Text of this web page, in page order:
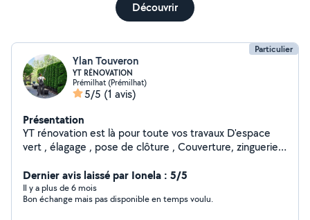
Découvrir
Particulier
Ylan Touveron
YT RÉNOVATION
Prémilhat (Prémilhat)
5/5 (1 avis)
Présentation
YT rénovation est là pour toute vos travaux D'espace
vert , élagage , pose de clôture , Couverture, zinguerie ,
Dernier avis laissé par Ionela : 5/5
Il y a plus de 6 mois
Bon échange mais pas disponible en temps voulu.